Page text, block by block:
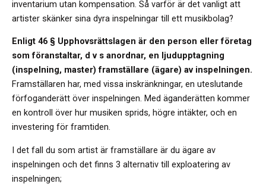
inventarium utan kompensation. Så varför är det vanligt att
artister skänker sina dyra inspelningar till ett musikbolag?
Enligt 46 § Upphovsrättslagen är den person eller företag
som föranstaltar, d v s anordnar, en ljudupptagning
(inspelning, master) framställare (ägare) av inspelningen.
Framställaren har, med vissa inskränkningar, en uteslutande
förfoganderätt över inspelningen. Med äganderätten kommer
en kontroll över hur musiken sprids, högre intäkter, och en
investering för framtiden.
I det fall du som artist är framställare är du ägare av
inspelningen och det finns 3 alternativ till exploatering av
inspelningen;